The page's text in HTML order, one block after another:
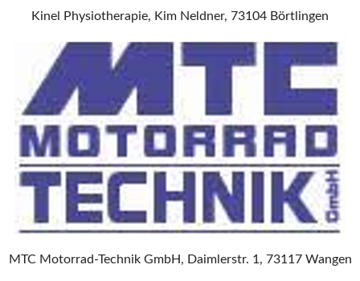
Kinel Physiotherapie, Kim Neldner, 73104 Börtlingen
MTC Motorrad-Technik GmbH, Daimlerstr. 1, 73117 Wangen